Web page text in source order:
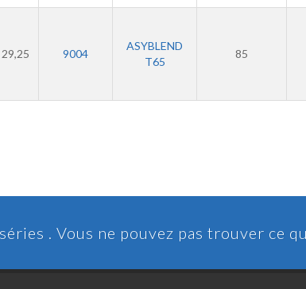
29,25 9004
ASYBLEND
T65
85
. Vous ne pouvez pas trouver ce